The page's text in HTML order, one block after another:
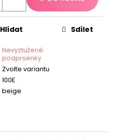
Nevyztužené
podprsenky
Zvolte variantu
100E
beige
Hlídat Sdílet